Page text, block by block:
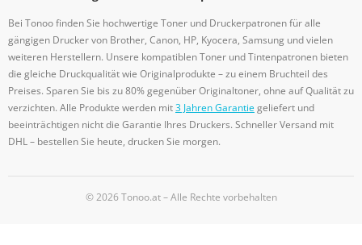
Bei Tonoo finden Sie hochwertige Toner und Druckerpatronen für alle
gängigen Drucker von Brother, Canon, HP, Kyocera, Samsung und vielen
weiteren Herstellern. Unsere kompatiblen Toner und Tintenpatronen bieten
die gleiche Druckqualität wie Originalprodukte – zu einem Bruchteil des
Preises. Sparen Sie bis zu 80% gegenüber Originaltoner, ohne auf Qualität zu
verzichten. Alle Produkte werden mit3 Jahren Garantiegeliefert und
beeinträchtigen nicht die Garantie Ihres Druckers. Schneller Versand mit
DHL – bestellen Sie heute, drucken Sie morgen.
© 2026 Tonoo.at – Alle Rechte vorbehalten